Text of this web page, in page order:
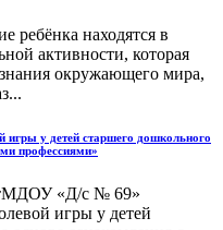
ребёнка находятся в
активности, которая
окружающего мира,
игры у детей старшего дошкольного
профессиями»
«Д/с № 69»
игры у детей